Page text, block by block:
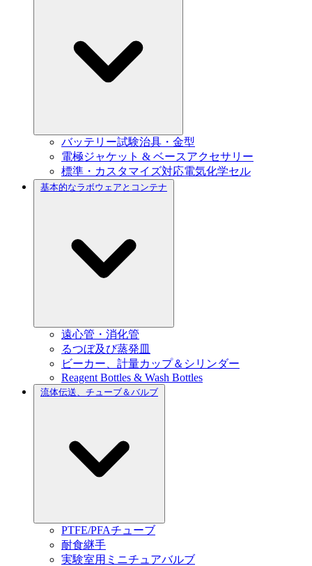
バッテリー試験治具・金型
電極ジャケット & ベースアクセサリー
標準・カスタマイズ対応電気化学セル
基本的なラボウェアとコンテナ
遠心管・消化管
るつぼ及び蒸発皿
ビーカー、計量カップ＆シリンダー
Reagent Bottles & Wash Bottles
流体伝送、チューブ＆バルブ
PTFE/PFAチューブ
耐食継手
実験室用ミニチュアバルブ